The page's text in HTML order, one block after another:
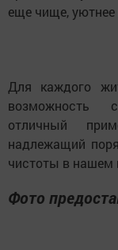
еще чище, уютнее
Для каждого
возможность
отличный
надлежащий
чистоты в нашем
Фото